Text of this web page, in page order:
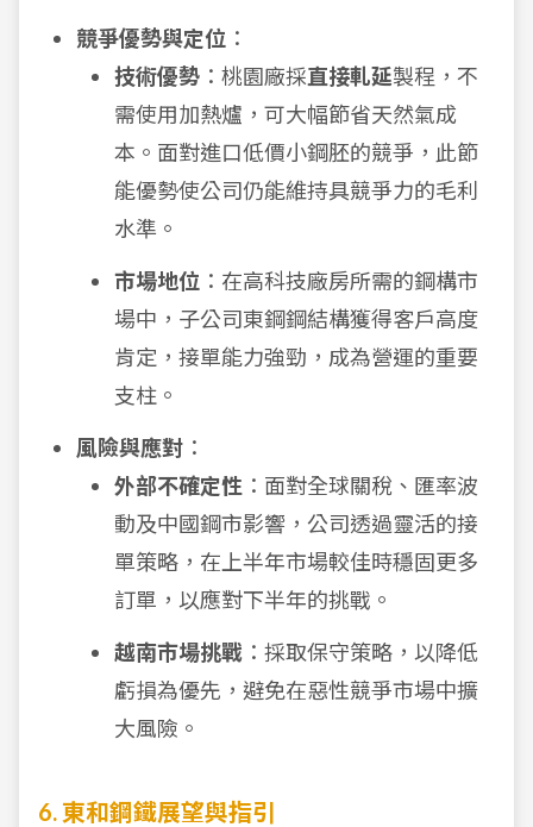
競爭優勢與定位 ：
技術優勢 ：桃園廠採直接軋延製程，不
需使用加熱爐，可大幅節省天然氣成
本。面對進口低價小鋼胚的競爭，此節
能優勢使公司仍能維持具競爭力的毛利
水準。
市場地位 ：在高科技廠房所需的鋼構市
場中，子公司東鋼鋼結構獲得客戶高度
肯定，接單能力強勁，成為營運的重要
支柱。
風險與應對 ：
外部不確定性 ：面對全球關稅、匯率波
動及中國鋼市影響，公司透過靈活的接
單策略，在上半年市場較佳時穩固更多
訂單，以應對下半年的挑戰。
越南市場挑戰 ：採取保守策略，以降低
虧損為優先，避免在惡性競爭市場中擴
大風險。
6. 東和鋼鐵展望與指引